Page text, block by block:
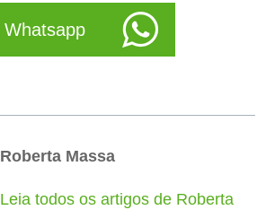
Whatsapp
Roberta Massa
Leia todos os artigos de Roberta